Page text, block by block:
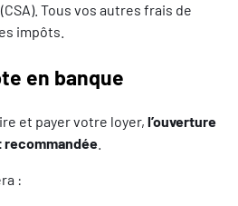
(CSA). Tous vos autres frais de
impôts.
en banque
et payer votre loyer, l’ouverture
recommandée
: